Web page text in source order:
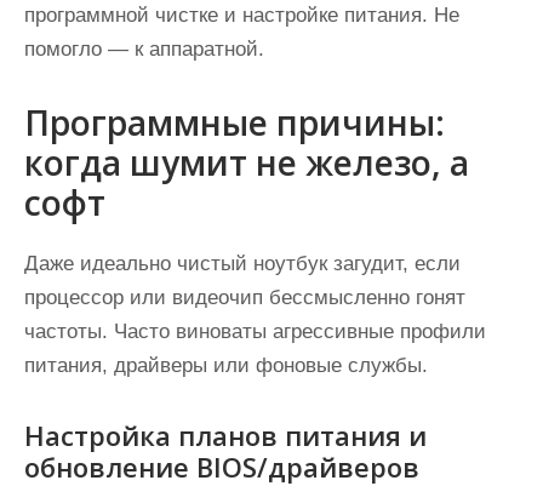
программной чистке и настройке питания. Не
помогло — к аппаратной.
Программные причины:
когда шумит не железо, а
софт
Даже идеально чистый ноутбук загудит, если
процессор или видеочип бессмысленно гонят
частоты. Часто виноваты агрессивные профили
питания, драйверы или фоновые службы.
Настройка планов питания и
обновление BIOS/драйверов